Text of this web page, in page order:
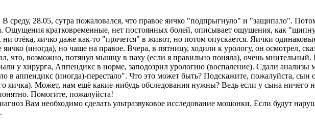
среду, 28.05, сутра пожаловался, что правое яичко "подпрыгнуло" и "защипало".
Ощущения кратковременные, нет постоянных болей, описывает ощущения, как
отёка, яичко даже как-то "прячется" в живот, но потом опускается. Яички
(иногда), но чаще на правое. Вчера, в пятницу, ходили к урологу, он осмотрел,
что, возможно, потянул мышцу в паху (если я правильно поняла), очень мнительный.
у хирурга, Аппендикс в норме, заподозрил урологию (воспаление). Сдали
в аппендикс (иногда)-перестало". Что это может быть? Подскажите, пожалуйста,
яичка). Может, нам ещё какие-нибудь обследования нужны? Ведь если у сына ничего
Помогите, пожалуйста!
Вам необходимо сделать ультразвуковое исследование мошонки. Если будут